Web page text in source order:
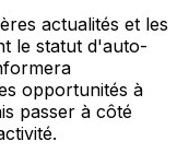
actualités et les
le statut d'auto-
opportunités à
passer à côté